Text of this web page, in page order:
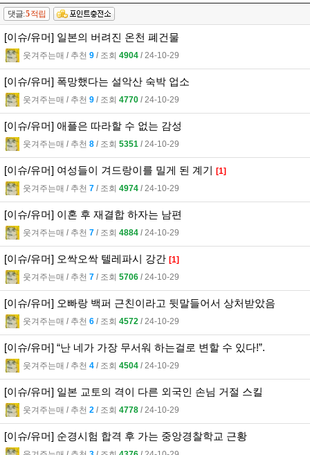
댓글:5적립
[이슈/유머] 일본의 버려진 온천 폐건물
웃겨주는매 l 추천 9 l 조회 4904 l 24-10-29
[이슈/유머] 폭망했다는 설악산 숙박 업소
웃겨주는매 l 추천 9 l 조회 4770 l 24-10-29
[이슈/유머] 애플은 따라할 수 없는 감성
웃겨주는매 l 추천 8 l 조회 5351 l 24-10-29
[이슈/유머] 여성들이 겨드랑이를 밀게 된 계기 [1]
웃겨주는매 l 추천 7 l 조회 4974 l 24-10-29
[이슈/유머] 이혼 후 재결합 하자는 남편
웃겨주는매 l 추천 7 l 조회 4884 l 24-10-29
[이슈/유머] 오싹오싹 텔레파시 강간 [1]
웃겨주는매 l 추천 7 l 조회 5706 l 24-10-29
[이슈/유머] 오빠랑 백퍼 근친이라고 뒷말들어서 상처받았음
웃겨주는매 l 추천 6 l 조회 4572 l 24-10-29
[이슈/유머] “난 네가 가장 무서워 하는걸로 변할 수 있다!”.
웃겨주는매 l 추천 4 l 조회 4504 l 24-10-29
[이슈/유머] 일본 교토의 격이 다른 외국인 손님 거절 스킬
웃겨주는매 l 추천 2 l 조회 4778 l 24-10-29
[이슈/유머] 순경시험 합격 후 가는 중앙경찰학교 근황